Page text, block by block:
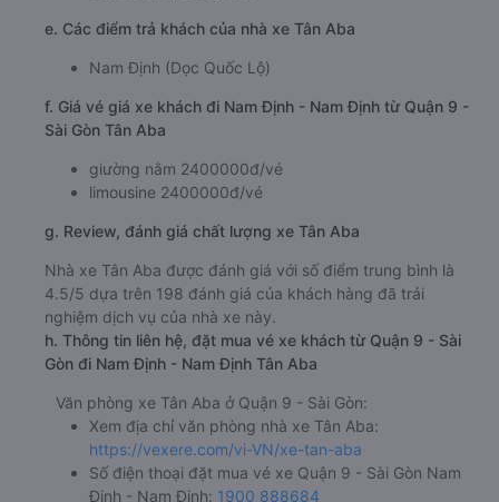
e. Các điểm trả khách của nhà xe Tân Aba
Nam Định (Dọc Quốc Lộ)
f. Giá vé giá xe khách đi Nam Định - Nam Định từ Quận 9 -
Sài Gòn Tân Aba
giường nằm 2400000đ/vé
limousine 2400000đ/vé
g. Review, đánh giá chất lượng xe Tân Aba
Nhà xe Tân Aba được đánh giá với số điểm trung bình là
4.5/5 dựa trên 198 đánh giá của khách hàng đã trải
nghiệm dịch vụ của nhà xe này.
h. Thông tin liên hệ, đặt mua vé xe khách từ Quận 9 - Sài
Gòn đi Nam Định - Nam Định Tân Aba
Văn phòng xe Tân Aba ở Quận 9 - Sài Gòn:
Xem địa chỉ văn phòng nhà xe Tân Aba:
https://vexere.com/vi-VN/xe-tan-aba
Số điện thoại đặt mua vé xe Quận 9 - Sài Gòn Nam
Định - Nam Định: 1900 888684